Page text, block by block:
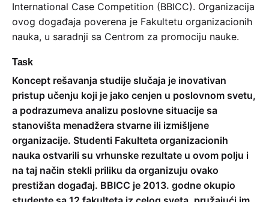
International Case Competition (BBICC). Organizacija
ovog događaja poverena je Fakultetu organizacionih
nauka, u saradnji sa Centrom za promociju nauke.
Task
Koncept rešavanja studije slučaja je inovativan
pristup učenju koji je jako cenjen u poslovnom svetu,
a podrazumeva analizu poslovne situacije sa
stanovišta menadžera stvarne ili izmišljene
organizacije. Studenti Fakulteta organizacionih
nauka ostvarili su vrhunske rezultate u ovom polju i
na taj način stekli priliku da organizuju ovako
prestižan događaj. BBICC je 2013. godne okupio